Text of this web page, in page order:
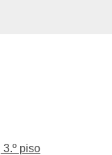
3.º piso